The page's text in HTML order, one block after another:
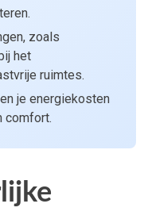
zoals
het
ruimtes.
je energiekosten
comfort.